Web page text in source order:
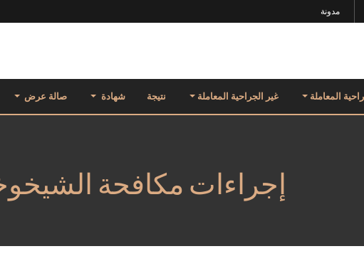
مدونة
المعاملة غير الجراحية المعاملة نتيجة شهادة صالة عرض
إجراءات مكافحة